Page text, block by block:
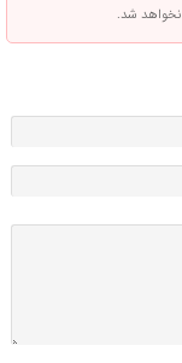
نخواهد شد.